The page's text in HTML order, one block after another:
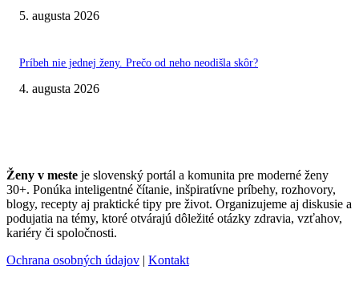
5. augusta 2026
Príbeh nie jednej ženy. Prečo od neho neodišla skôr?
4. augusta 2026
Ženy v meste je slovenský portál a komunita pre moderné ženy
30+. Ponúka inteligentné čítanie, inšpiratívne príbehy, rozhovory,
blogy, recepty aj praktické tipy pre život. Organizujeme aj diskusie a
podujatia na témy, ktoré otvárajú dôležité otázky zdravia, vzťahov,
kariéry či spoločnosti.
Ochrana osobných údajov | Kontakt